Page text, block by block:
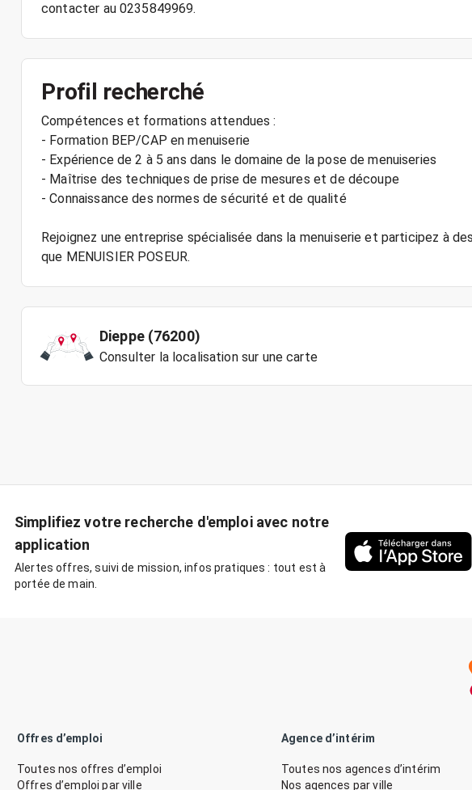
contacter au 0235849969.
Profil recherché
Compétences et formations attendues :
- Formation BEP/CAP en menuiserie
- Expérience de 2 à 5 ans dans le domaine de la pose de menuiseries
- Maîtrise des techniques de prise de mesures et de découpe
- Connaissance des normes de sécurité et de qualité
Rejoignez une entreprise spécialisée dans la menuiserie et participez à
Dieppe (76200)
Consulter la localisation sur une carte
Simplifiez votre recherche d'emploi avec notre
application
Alertes offres, suivi de mission, infos pratiques : tout est à
portée de main.
Offres d’emploi
Toutes nos offres d’emploi
Offres d’emploi par ville
Agence d’intérim
Toutes nos agences d’intérim
Nos agences par ville